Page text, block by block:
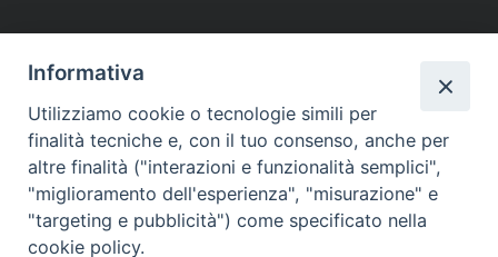
MODULISTICA
WEBMAIL
Informativa
Utilizziamo cookie o tecnologie simili per
finalità tecniche e, con il tuo consenso, anche per
altre finalità ("interazioni e funzionalità semplici",
"miglioramento dell'esperienza", "misurazione" e
"targeting e pubblicità") come specificato nella
cookie policy.